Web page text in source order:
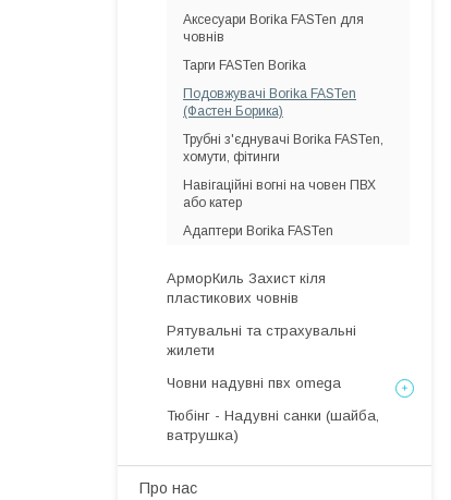
Аксесуари Borika FASTen для
човнів
Тарги FASTen Borika
Подовжувачі Borika FASTen
(Фастен Борика)
Трубні з'єднувачі Borika FASTen,
хомути, фітинги
Навігаційні вогні на човен ПВХ
або катер
Адаптери Borika FASTen
АрморКиль Захист кіля
пластикових човнів
Рятувальні та страхувальні
жилети
Човни надувні пвх omega
Тюбінг - Надувні санки (шайба,
ватрушка)
Про нас